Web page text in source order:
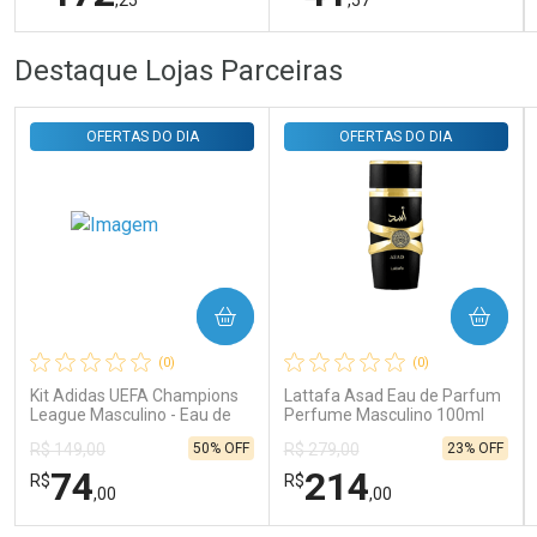
FECHAR
Laboratório
Comprar sem Desconto
Por R$ 172,25/cada
FECHAR
Por Menos
Comprar sem Desconto
Por R$ 172,25/cada
Comprar sem Desconto
Por R$ 41,57/cada
Comprar sem Desconto
Por R$ 41,57/cada
Destaque Lojas Parceiras
(0)
Kit Adidas UEFA Champions
League Masculino - Eau de
Toilette 100ml + Shower Gel
250ml
OFERTAS DO DIA
R$ 149,00
R$74,00
50% OFF
COMPRAR
(0)
Lattafa Asad Eau de Parfum
Perfume Masculino 100ml
OFERTAS DO DIA
R$ 279,00
R$214,00
23% OFF
COMPRAR